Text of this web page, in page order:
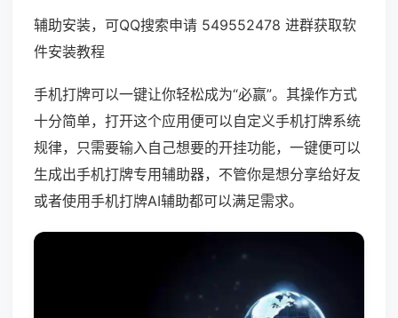
辅助安装，可QQ搜索申请 549552478 进群获取软
件安装教程
手机打牌可以一键让你轻松成为“必赢”。其操作方式
十分简单，打开这个应用便可以自定义手机打牌系统
规律，只需要输入自己想要的开挂功能，一键便可以
生成出手机打牌专用辅助器，不管你是想分享给好友
或者使用手机打牌AI辅助都可以满足需求。